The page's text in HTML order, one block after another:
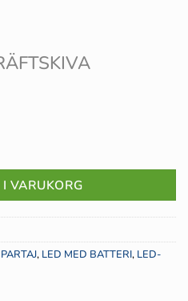
kr.
VARUKORG
, LED MED BATTERI, LED-